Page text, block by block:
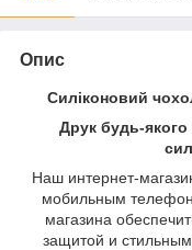
Опис
Силіконовий
Друк будь-
Наш интернет-
мобильным
магазина
защитой и